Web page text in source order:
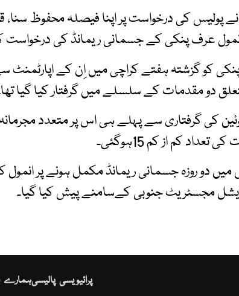
کی درخواست پر اپنا فیصلہ محفوظ سنا،
عرف پنکی کے جسمانی ریمانڈ کی درخواست
کو گزشتہ ہفتے کراچی میں اِن کے اپارٹمنٹ
دو مقدمات کے سلسلے میں گرفتار کیا گیا
کی گرفتاری سے پہلے ہی اس پر متعدد
کم از کم 15ہوگئی۔
دو روزہ جسمانی ریمانڈ مکمل ہونے پر انمول
مجسٹریٹ جنوبی کےسامنے پیش کیا گیا۔
ہمارےپرائیویسی پالیسی